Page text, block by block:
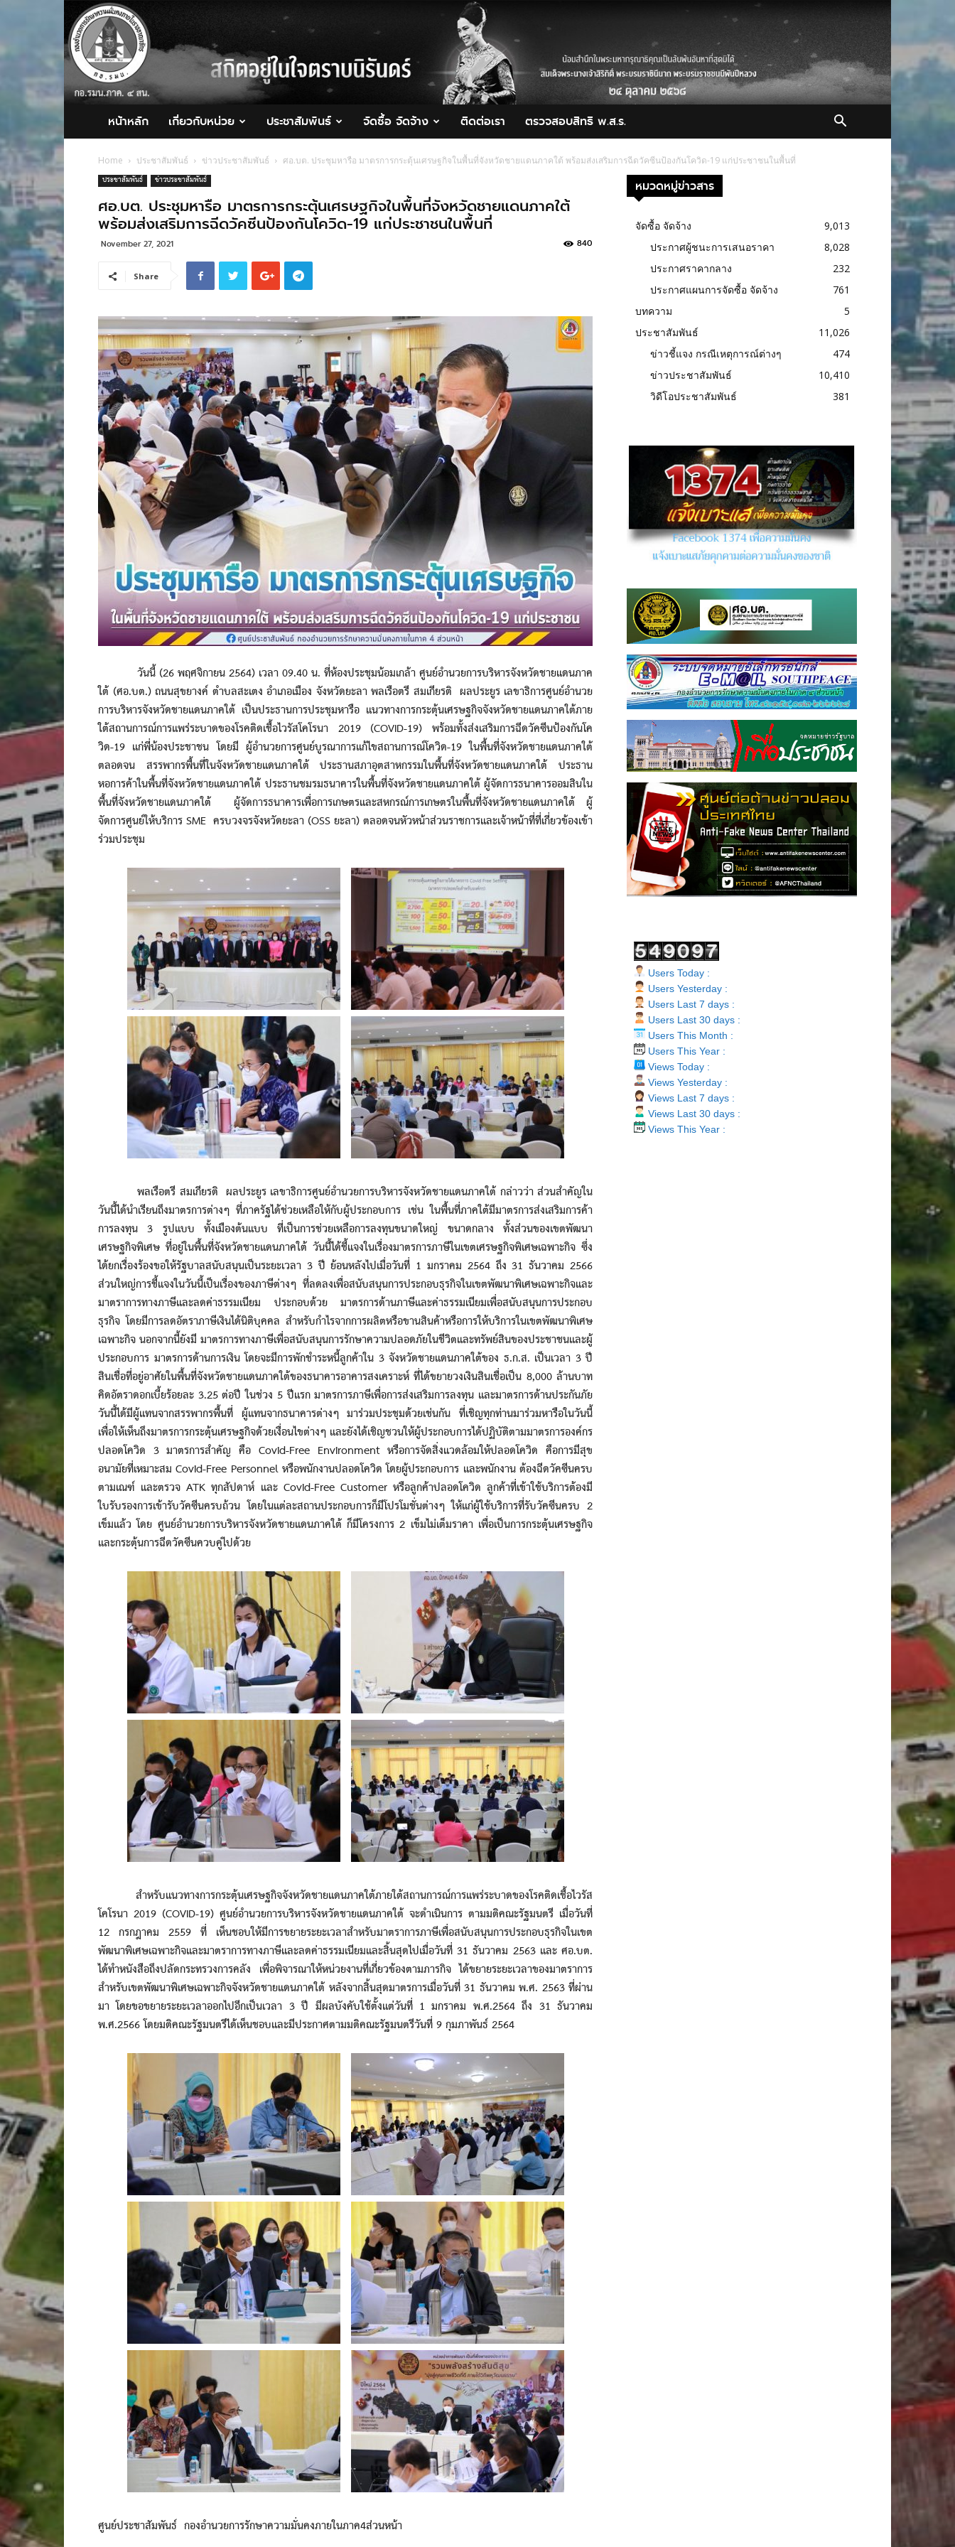
กอ.รมน.ภาค
4
สน.
หน้าหลัก เกี่ยวกับหน่วย ประชาสัมพันธ์ จัดซื้อ จัดจ้าง ติดต่อเรา ตรวจสอบสิทธิ พ.ส.ร.
Home ประชาสัมพันธ์ ข่าวประชาสัมพันธ์ ศอ.บต. ประชุมหารือ มาตรการกระตุ้นเศรษฐกิจในพื้นที่จังหวัดชายแดนภาคใต้ พร้อมส่งเสริมการฉีดวัคซีนป้องกันโควิด-19 แก่ประชาชนในพื้นที่
ประชาสัมพันธ์ ข่าวประชาสัมพันธ์
ศอ.บต. ประชุมหารือ มาตรการกระตุ้นเศรษฐกิจในพื้นที่จังหวัดชายแดนภาคใต้
พร้อมส่งเสริมการฉีดวัคซีนป้องกันโควิด-19 แก่ประชาชนในพื้นที่
November 27, 2021 840
Share
วันนี้ (26 พฤศจิกายน 2564) เวลา 09.40 น. ที่ห้องประชุมน้อมเกล้า ศูนย์อำนวยการบริหารจังหวัดชายแดนภาค
ใต้ (ศอ.บต.) ถนนสุขยางค์ ตำบลสะเตง อำเภอเมือง จังหวัดยะลา พลเรือตรี สมเกียรติ ผลประยูร เลขาธิการศูนย์อำนวย
การบริหารจังหวัดชายแดนภาคใต้ เป็นประธานการประชุมหารือ แนวทางการกระตุ้นเศรษฐกิจจังหวัดชายแดนภาคใต้ภาย
ใต้สถานการณ์การแพร่ระบาดของโรคติดเชื้อไวรัสโคโรนา 2019 (COVID-19) พร้อมทั้งส่งเสริมการฉีดวัคซีนป้องกันโค
วิด-19 แก่พี่น้องประชาชน โดยมี ผู้อำนวยการศูนย์บูรณาการแก้ไขสถานการณ์โควิด-19 ในพื้นที่จังหวัดชายแดนภาคใต้
ตลอดจน สรรพากรพื้นที่ในจังหวัดชายแดนภาคใต้ ประธานสภาอุตสาหกรรมในพื้นที่จังหวัดชายแดนภาคใต้ ประธาน
หอการค้าในพื้นที่จังหวัดชายแดนภาคใต้ ประธานชมรมธนาคารในพื้นที่จังหวัดชายแดนภาคใต้ ผู้จัดการธนาคารออมสินใน
พื้นที่จังหวัดชายแดนภาคใต้ ผู้จัดการธนาคารเพื่อการเกษตรและสหกรณ์การเกษตรในพื้นที่จังหวัดชายแดนภาคใต้ ผู้
จัดการศูนย์ให้บริการ SME ครบวงจรจังหวัดยะลา (OSS ยะลา) ตลอดจนหัวหน้าส่วนราชการและเจ้าหน้าที่ที่เกี่ยวข้องเข้า
ร่วมประชุม
พลเรือตรี สมเกียรติ ผลประยูร เลขาธิการศูนย์อำนวยการบริหารจังหวัดชายแดนภาคใต้ กล่าวว่า ส่วนสำคัญใน
วันนี้ได้นำเรียนถึงมาตรการต่างๆ ที่ภาครัฐได้ช่วยเหลือให้กับผู้ประกอบการ เช่น ในพื้นที่ภาคใต้มีมาตรการส่งเสริมการค้า
การลงทุน 3 รูปแบบ ทั้งเมืองต้นแบบ ที่เป็นการช่วยเหลือการลงทุนขนาดใหญ่ ขนาดกลาง ทั้งส่วนของเขตพัฒนา
เศรษฐกิจพิเศษ ที่อยู่ในพื้นที่จังหวัดชายแดนภาคใต้ วันนี้ได้ชี้แจงในเรื่องมาตรการภาษีในเขตเศรษฐกิจพิเศษเฉพาะกิจ ซึ่ง
ได้ยกเรื่องร้องขอให้รัฐบาลสนับสนุนเป็นระยะเวลา 3 ปี ย้อนหลังไปเมื่อวันที่ 1 มกราคม 2564 ถึง 31 ธันวาคม 2566
ส่วนใหญ่การชี้แจงในวันนี้เป็นเรื่องของภาษีต่างๆ ที่ลดลงเพื่อสนับสนุนการประกอบธุรกิจในเขตพัฒนาพิเศษเฉพาะกิจและ
มาตราการทางภาษีและลดค่าธรรมเนียม ประกอบด้วย มาตรการด้านภาษีและค่าธรรมเนียมเพื่อสนับสนุนการประกอบ
ธุรกิจ โดยมีการลดอัตราภาษีเงินได้นิติบุคคล สำหรับกำไรจากการผลิตหรือขานสินค้าหรือการให้บริการในเขตพัฒนาพิเศษ
เฉพาะกิจ นอกจากนี้ยังมี มาตรการทางภาษีเพื่อสนับสนุนการรักษาความปลอดภัยในชีวิตและทรัพย์สินของประชาชนและผู้
ประกอบการ มาตรการด้านการเงิน โดยจะมีการพักชำระหนี้ลูกค้าใน 3 จังหวัดชายแดนภาคใต้ของ ธ.ก.ส. เป็นเวลา 3 ปี
สินเชื่อที่อยู่อาศัยในพื้นที่จังหวัดชายแดนภาคใต้ของธนาคารอาคารสงเคราะห์ ที่ได้ขยายวงเงินสินเชื่อเป็น 8,000 ล้านบาท
คิดอัตราดอกเบี้ยร้อยละ 3.25 ต่อปี ในช่วง 5 ปีแรก มาตรการภาษีเพื่อการส่งเสริมการลงทุน และมาตรการด้านประกันภัย
วันนี้ได้มีผู้แทนจากสรรพากรพื้นที่ ผู้แทนจากธนาคารต่างๆ มาร่วมประชุมด้วยเช่นกัน ที่เชิญทุกท่านมาร่วมหารือในวันนี้
เพื่อให้เห็นถึงมาตรการกระตุ้นเศรษฐกิจด้วยเงื่อนไขต่างๆ และยังได้เชิญชวนให้ผู้ประกอบการได้ปฏิบัติตามมาตรการองค์กร
ปลอดโควิด 3 มาตรการสำคัญ คือ Covid-Free Environment หรือการจัดสิ่งแวดล้อมให้ปลอดโควิด คือการมีสุข
อนามัยที่เหมาะสม Covid-Free Personnel หรือพนักงานปลอดโควิด โดยผู้ประกอบการ และพนักงาน ต้องฉีดวัคซีนครบ
ตามเณฑ์ และตรวจ ATK ทุกสัปดาห์ และ Covid-Free Customer หรือลูกค้าปลอดโควิด ลูกค้าที่เข้าใช้บริการต้องมี
ใบรับรองการเข้ารับวัคซีนครบถ้วน โดยในแต่ละสถานประกอบการก็มีโปรโมชั่นต่างๆ ให้แก่ผู้ใช้บริการที่รับวัคซีนครบ 2
เข็มแล้ว โดย ศูนย์อำนวยการบริหารจังหวัดชายแดนภาคใต้ ก็มีโครงการ 2 เข็มไม่เต็มราคา เพื่อเป็นการกระตุ้นเศรษฐกิจ
และกระตุ้นการฉีดวัคซีนควบคู่ไปด้วย
สำหรับแนวทางการกระตุ้นเศรษฐกิจจังหวัดชายแดนภาคใต้ภายใต้สถานการณ์การแพร่ระบาดของโรคติดเชื้อไวรัส
โคโรนา 2019 (COVID-19) ศูนย์อำนวยการบริหารจังหวัดชายแดนภาคใต้ จะดำเนินการ ตามมติคณะรัฐมนตรี เมื่อวันที่
12 กรกฎาคม 2559 ที่ เห็นชอบให้มีการขยายระยะเวลาสำหรับมาตราการภาษีเพื่อสนับสนุนการประกอบธุรกิจในเขต
พัฒนาพิเศษเฉพาะกิจและมาตราการทางภาษีและลดค่าธรรมเนียมและสิ้นสุดไปเมื่อวันที่ 31 ธันวาคม 2563 และ ศอ.บต.
ได้ทำหนังสือถึงปลัดกระทรวงการคลัง เพื่อพิจารณาให้หน่วยงานที่เกี่ยวข้องตามภารกิจ ได้ขยายระยะเวลาของมาตราการ
สำหรับเขตพัฒนาพิเศษเฉพาะกิจจังหวัดชายแดนภาคใต้ หลังจากสิ้นสุดมาตรการเมื่อวันที่ 31 ธันวาคม พ.ศ. 2563 ที่ผ่าน
มา โดยขอขยายระยะเวลาออกไปอีกเป็นเวลา 3 ปี มีผลบังคับใช้ตั้งแต่วันที่ 1 มกราคม พ.ศ.2564 ถึง 31 ธันวาคม
พ.ศ.2566 โดยมติคณะรัฐมนตรีได้เห็นชอบและมีประกาศตามมติคณะรัฐมนตรีวันที่ 9 กุมภาพันธ์ 2564
ศูนย์ประชาสัมพันธ์ กองอำนวยการรักษาความมั่นคงภายในภาค4ส่วนหน้า
หมวดหมู่ข่าวสาร
จัดซื้อ จัดจ้าง
9,013
ประกาศผู้ชนะการเสนอราคา
8,028
ประกาศราคากลาง
232
ประกาศแผนการจัดซื้อ จัดจ้าง
761
บทความ
5
ประชาสัมพันธ์
11,026
ข่าวชี้แจง กรณีเหตุการณ์ต่างๆ
474
ข่าวประชาสัมพันธ์
10,410
วิดีโอประชาสัมพันธ์
381
Users Today :
Users Yesterday :
Users Last 7 days :
Users Last 30 days :
Users This Month :
Users This Year :
Views Today :
Views Yesterday :
Views Last 7 days :
Views Last 30 days :
Views This Year :